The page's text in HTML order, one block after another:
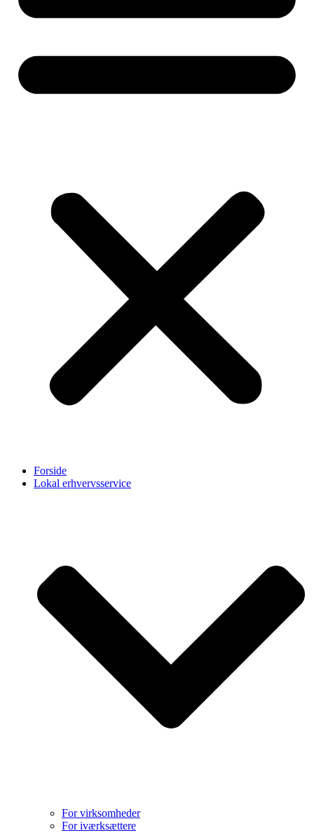
Forside
Lokal erhvervsservice
For virksomheder
For iværksættere